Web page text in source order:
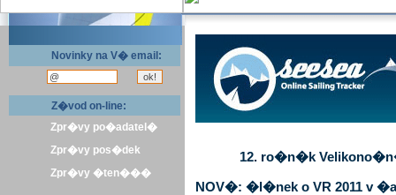
Novinky na V� email:
Z�vod on-line:
Zpr�vy po�adatel�
Zpr�vy pos�dek
Zpr�vy �ten���
12. ro�n�k
NOV�: �l�nek o VR 2011 v